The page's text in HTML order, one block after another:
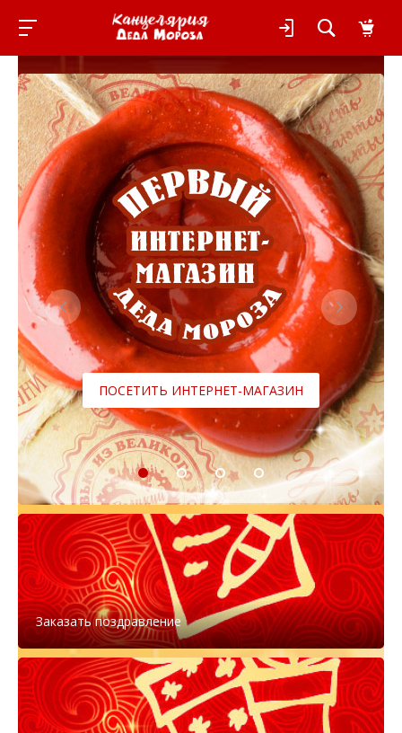
ПОСЕТИТЬ ИНТЕРНЕТ-МАГАЗИН
Заказать поздравление